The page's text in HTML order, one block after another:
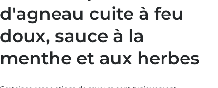
d'agneau cuite à feu
doux, sauce à la
menthe et aux herbes